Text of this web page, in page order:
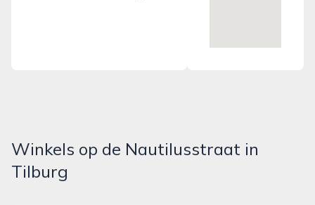
Winkels op de Nautilusstraat in
Tilburg